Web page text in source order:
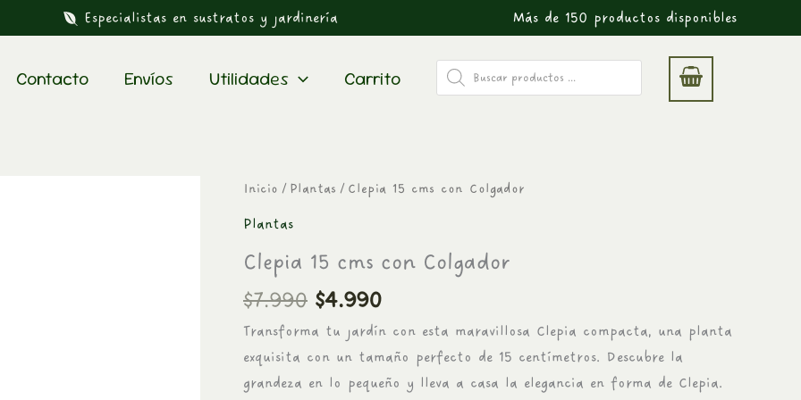
Especialistas en sustratos y jardinería Más de 150 productos disponibles
Contacto Envíos Utilidades Carrito
Búsqueda
productos
Inicio /Plantas / Clepia 15 cms con Colgador
Plantas
Clepia 15 cms con Colgador
$7.990
El
era:
$7.990.
$4.990
El
es:
$4.990.
Transforma tu jardín con esta maravillosa Clepia compacta, una planta
exquisita con un tamaño perfecto de 15 centímetros. Descubre la
grandeza en lo pequeño y lleva a casa la elegancia en forma de Clepia.
Clepia
15
con
Colgador